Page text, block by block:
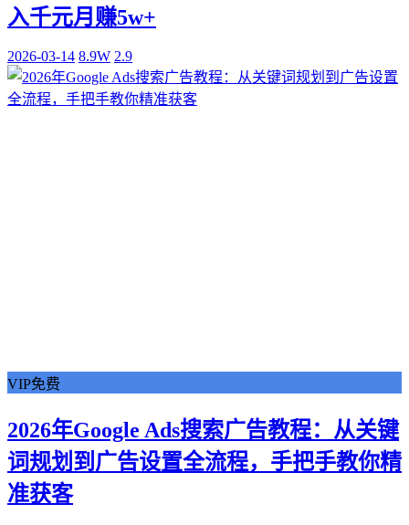
入千元月赚5w+
2026-03-14 8.9W 2.9
VIP免费
2026年Google Ads搜索广告教程：从关键
词规划到广告设置全流程，手把手教你精
准获客